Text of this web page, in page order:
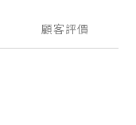
顧客評價